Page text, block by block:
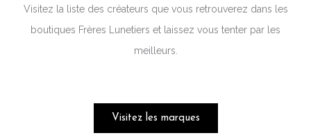
Visitez la liste des créateurs que vous retrouverez dans les
boutiques Frères Lunetiers et laissez vous tenter par les
meilleurs.
Visitez les marques